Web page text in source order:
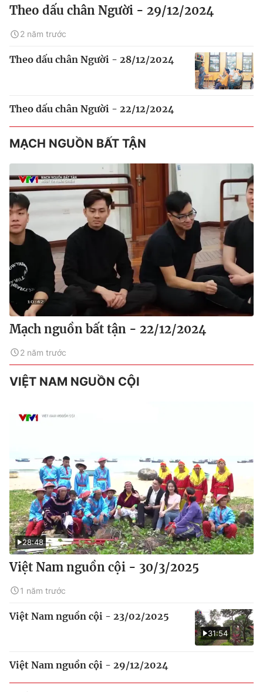
Theo dấu chân Người - 29/12/2024
2 năm trước
Theo dấu chân Người - 28/12/2024
Theo dấu chân Người - 22/12/2024
MẠCH NGUỒN BẤT TẬN
Mạch nguồn bất tận - 22/12/2024
2 năm trước
VIỆT NAM NGUỒN CỘI
28:48
Việt Nam nguồn cội - 30/3/2025
1 năm trước
31:54
Việt Nam nguồn cội - 23/02/2025
Việt Nam nguồn cội - 29/12/2024